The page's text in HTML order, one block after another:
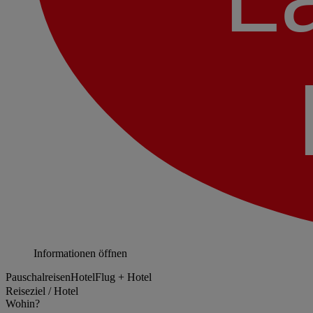
Informationen öffnen
PauschalreisenHotelFlug + Hotel
Reiseziel / Hotel
Wohin?